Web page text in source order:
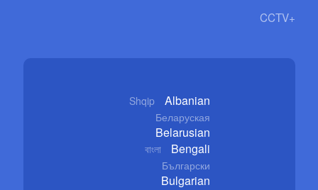
CCTV+
Shqip Albanian
Беларуская
Belarusian
বাংলা Bengali
Български
Bulgarian